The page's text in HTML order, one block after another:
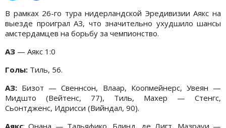
В рамках 26-го тура нидерландской Эредивизии Аякс на
выезде проиграл АЗ, что значительно ухудшило шансы
амстердамцев на борьбу за чемпионство.
АЗ — Аякс 1:0
Голы: Тиль, 56.
АЗ: Бизот — Свеннсон, Влаар, Коопмейнерс, Увеян —
Мидшто (Вейтенс, 77), Тиль, Махер — Стенгс,
Сьонтдженс, Идрисси (Вийндал, 90).